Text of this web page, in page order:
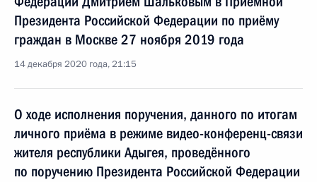
Президента Российской Федерации по приёму
граждан в Москве 27 ноября 2019 года
14 декабря 2020 года, 21:15
О ходе исполнения поручения, данного по итогам
личного приёма в режиме видео-конференц-связи
жителя республики Адыгея, проведённого
по поручению Президента Российской Федерации